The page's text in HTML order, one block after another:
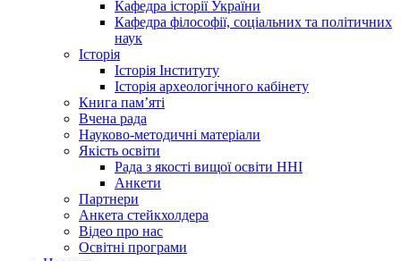
Кафедра історії України
Кафедра філософії, соціальних та політичних
наук
Історія
Історія Інституту
Історія археологічного кабінету
Книга памʼяті
Вчена рада
Науково-методичні матеріали
Якість освіти
Рада з якості вищої освіти ННІ
Анкети
Партнери
Анкета стейкхолдера
Відео про нас
Освітні програми